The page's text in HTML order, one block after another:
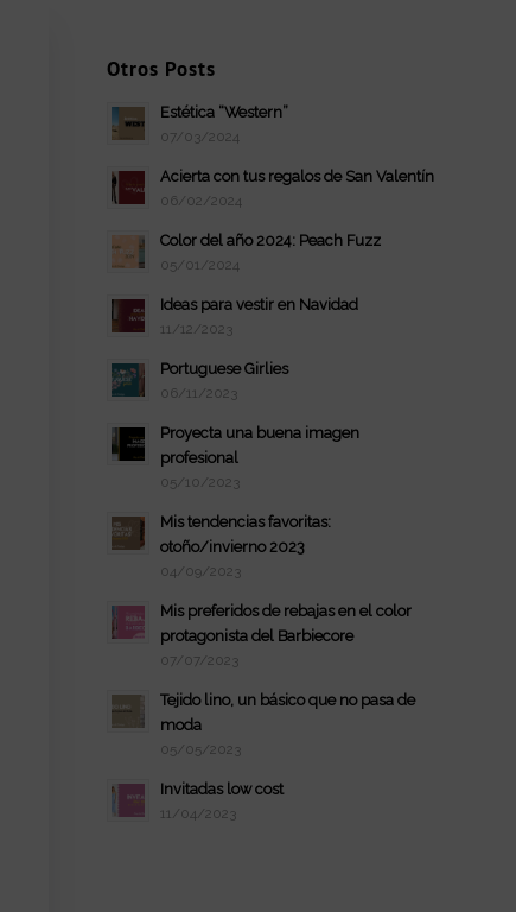
Otros Posts
Estética “Western”
07/03/2024
Acierta con tus regalos de San Valentín
06/02/2024
Color del año 2024: Peach Fuzz
05/01/2024
Ideas para vestir en Navidad
11/12/2023
Portuguese Girlies
06/11/2023
Proyecta una buena imagen
profesional
05/10/2023
Mis tendencias favoritas:
otoño/invierno 2023
04/09/2023
Mis preferidos de rebajas en el color
protagonista del Barbiecore
07/07/2023
Tejido lino, un básico que no pasa de
moda
05/05/2023
Invitadas low cost
11/04/2023